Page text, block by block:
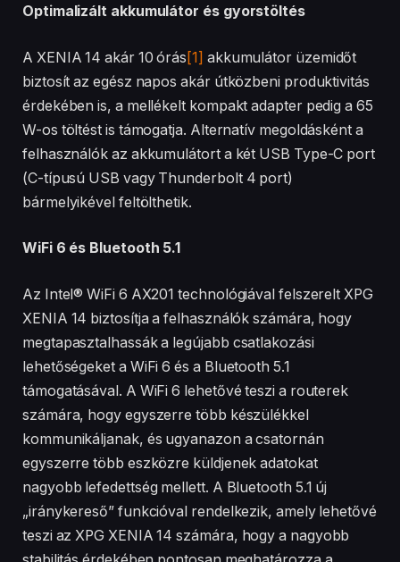
Optimalizált akkumulátor és gyorstöltés
A XENIA 14 akár 10 órás [1] akkumulátor üzemidőt
biztosít az egész napos akár útközbeni produktivitás
érdekében is, a mellékelt kompakt adapter pedig a 65
W-os töltést is támogatja. Alternatív megoldásként a
felhasználók az akkumulátort a két USB Type-C port
(C-típusú USB vagy Thunderbolt 4 port)
bármelyikével feltölthetik.
WiFi 6 és Bluetooth 5.1
Az Intel® WiFi 6 AX201 technológiával felszerelt XPG
XENIA 14 biztosítja a felhasználók számára, hogy
megtapasztalhassák a legújabb csatlakozási
lehetőségeket a WiFi 6 és a Bluetooth 5.1
támogatásával. A WiFi 6 lehetővé teszi a routerek
számára, hogy egyszerre több készülékkel
kommunikáljanak, és ugyanazon a csatornán
egyszerre több eszközre küldjenek adatokat
nagyobb lefedettség mellett. A Bluetooth 5.1 új
„iránykereső” funkcióval rendelkezik, amely lehetővé
teszi az XPG XENIA 14 számára, hogy a nagyobb